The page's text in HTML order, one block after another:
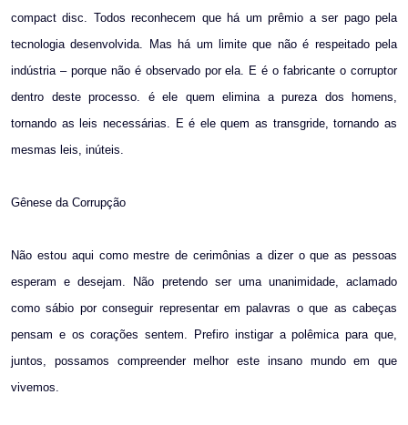
compact disc. Todos reconhecem que há um prêmio a ser pago pela
tecnologia desenvolvida. Mas há um limite que não é respeitado pela
indústria – porque não é observado por ela. E é o fabricante o corruptor
dentro deste processo. é ele quem elimina a pureza dos homens,
tornando as leis necessárias. E é ele quem as transgride, tornando as
mesmas leis, inúteis.
Gênese da Corrupção
Não estou aqui como mestre de cerimônias a dizer o que as pessoas
esperam e desejam. Não pretendo ser uma unanimidade, aclamado
como sábio por conseguir representar em palavras o que as cabeças
pensam e os corações sentem. Prefiro instigar a polêmica para que,
juntos, possamos compreender melhor este insano mundo em que
vivemos.